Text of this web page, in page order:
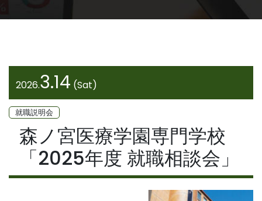
2026.3.14 (Sat)
就職説明会
森ノ宮医療学園専門学校
「2025年度 就職相談会」